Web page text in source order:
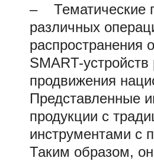
–
Тематические
различных
распространения
SMART-
продвижения
Представленные
продукции с
инструментами с
Таким образом,